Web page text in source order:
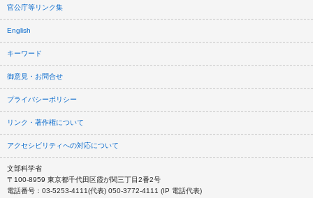
官公庁等リンク集
English
キーワード
御意見・お問合せ
プライバシーポリシー
リンク・著作権について
アクセシビリティへの対応について
文部科学省
〒100-8959 東京都千代田区霞が関三丁目2番2号
電話番号：03-5253-4111(代表) 050-3772-4111 (IP 電話代表)